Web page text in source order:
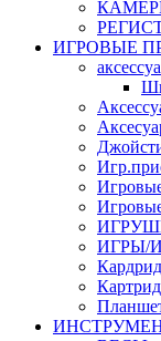
ИГРОВЫЕ
ИГРЫ/